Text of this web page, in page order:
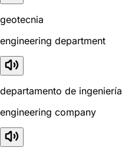
geotecnia
engineering department
departamento de ingeniería
engineering company